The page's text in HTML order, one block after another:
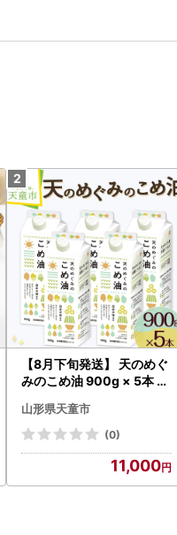
【8月下旬発送】 天のめぐ
みのこめ油 900g × 5本 米
山形県天童市
(0)
11,000